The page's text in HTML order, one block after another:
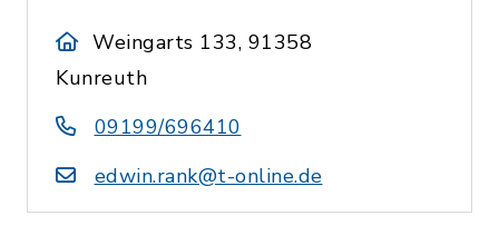
Weingarts 133, 91358
Kunreuth
09199/696410
edwin.rank@t-online.de